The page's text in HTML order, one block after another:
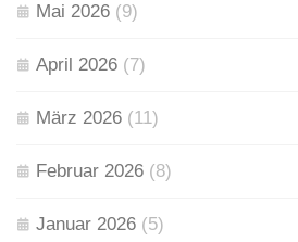
Mai 2026 (9)
April 2026 (7)
März 2026 (11)
Februar 2026 (8)
Januar 2026 (5)